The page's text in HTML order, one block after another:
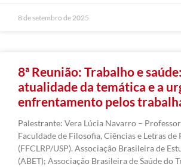
8 de setembro de 2025
8ª Reunião: Trabalho e
atualidade da temática e a
enfrentamento pelos
Palestrante: Vera Lúcia Navarro –
Faculdade de Filosofia, Ciências e Letras
(FFCLRP/USP). Associação Brasileira de
(ABET); Associação Brasileira de Saúde do